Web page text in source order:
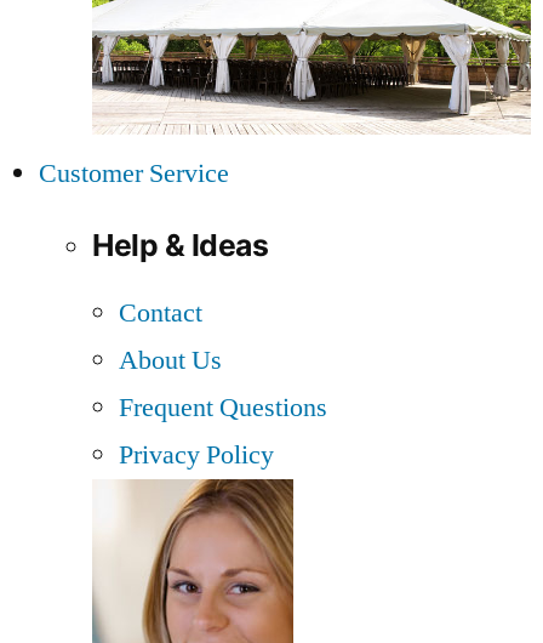
Customer Service
Help & Ideas
Contact
About Us
Frequent Questions
Privacy Policy